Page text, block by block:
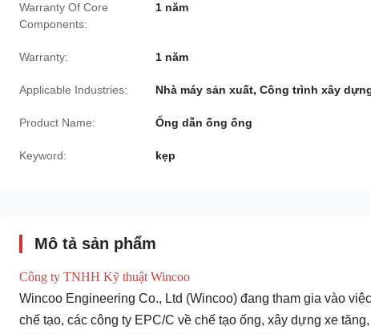
Warranty Of Core
Components:
1 năm
Warranty: 1 năm
Applicable Industries: Nhà máy sản xuất, Công trình xây
Product Name: Ống dẫn ống ống
Keyword: kẹp
Mô tả sản phẩm
Công ty TNHH Kỹ thuật Wincoo
Wincoo Engineering Co., Ltd (Wincoo) đang tham gia vào
chế tạo, các công ty EPC/C về chế tạo ống, xây dựng xe